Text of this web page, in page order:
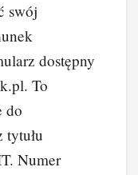
swój
dostępny
To
do
tytułu
Numer